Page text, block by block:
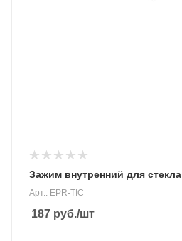
Зажим внутренний для стекла
Арт.: EPR-TIC
187 руб./шт